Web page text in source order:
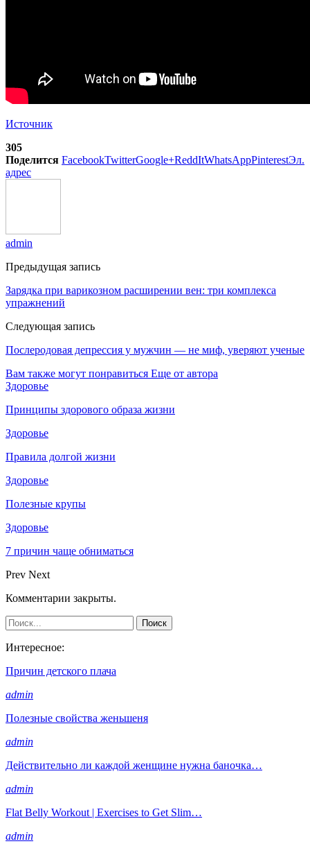
Источник
305
Поделится FacebookTwitterGoogle+ReddItWhatsAppPinterestЭл.
адрес
admin
Предыдущая запись
Зарядка при варикозном расширении вен: три комплекса
упражнений
Следующая запись
Послеродовая депрессия у мужчин — не миф, уверяют ученые
Вам также могут понравиться Еще от автора
Здоровье
Принципы здорового образа жизни
Здоровье
Правила долгой жизни
Здоровье
Полезные крупы
Здоровье
7 причин чаще обниматься
Prev Next
Комментарии закрыты.
Интересное:
Причин детского плача
admin
Полезные свойства женьшеня
admin
Действительно ли каждой женщине нужна баночка…
admin
Flat Belly Workout | Exercises to Get Slim…
admin